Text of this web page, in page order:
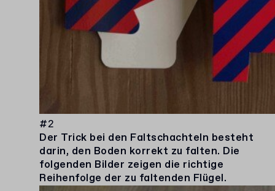
#2
Der Trick bei den Faltschachteln besteht
darin, den Boden korrekt zu falten. Die
folgenden Bilder zeigen die richtige
Reihenfolge der zu faltenden Flügel.